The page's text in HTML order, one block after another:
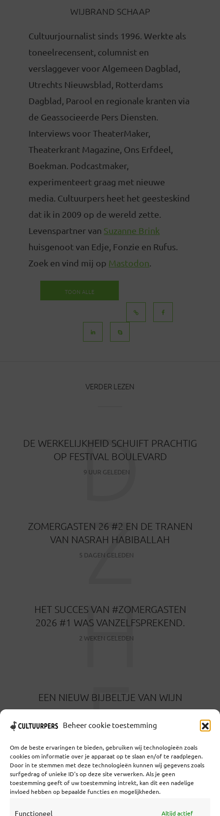
Beheer cookie toestemming
Om de beste ervaringen te bieden, gebruiken wij technologieën zoals
cookies om informatie over je apparaat op te slaan en/of te raadplegen.
Door in te stemmen met deze technologieën kunnen wij gegevens zoals
surfgedrag of unieke ID's op deze site verwerken. Als je geen
toestemming geeft of uw toestemming intrekt, kan dit een nadelige
invloed hebben op bepaalde functies en mogelijkheden.
Functioneel Altijd actief
WIJBRAND SCHAAP
Cultuurjournalist sinds 1996. Werkte als
toneelrecensent, columnist en
verslaggever voor Algemeen Dagblad,
Utrechts Nieuwsblad, Rotterdams
Dagblad, Parool en regionale kranten via
de Geassocieerde Pers Diensten.
Interviews voor TheaterMaker,
Theaterkrant Magazine, Ons Erfdeel,
Boekman. Podcastmaker,
experimenteert graag met nieuwe
media. Cultuurpers heet het geesteskind
dat ik in 2009 op de wereld zette.
Levenspartner van Suzanne Brink
huisgenoot van Edje, Fonzie en Rufus.
Zoek en vind mij op Mastodon
TOON ALLE
VERDER LEZEN
DE WERKELIJKHEID SCHUIFT PRACHTIG
OP FESTIVAL BOULEVARD
9 UUR GELEDEN
D
ZOMERGASTEN 26 #2 EN DE TRANEN
VAN NASRAH HABIBALLAH
5 DAGEN GELEDEN
Z
HET SUCCES VAN #ZOMERGASTEN
2026 #1 WAS VANZELFSPREKEND.
2 WEKEN GELEDEN
H
EEN NIEUW BIJBELTJE VAN WIJN
E
Coöperatief Cultureel Persbureau U.A. | Salzburg 29 |
3524KS Utrecht | KvK: 55573592 |Btw: